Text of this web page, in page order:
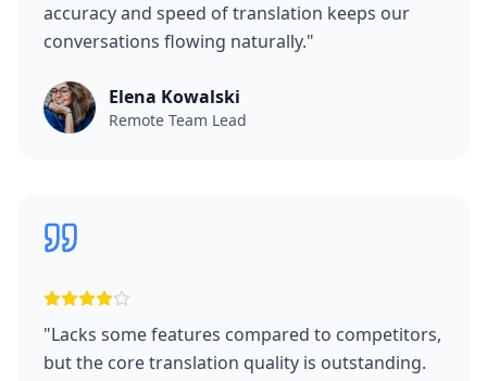
accuracy and speed of translation keeps our
conversations flowing naturally."
Elena Kowalski
Remote Team Lead
"Lacks some features compared to competitors,
but the core translation quality is outstanding.